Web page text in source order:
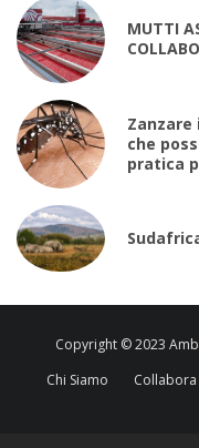
MUTTI
Zanzare
che
pratica
Copyright © 2023
Chi Siamo